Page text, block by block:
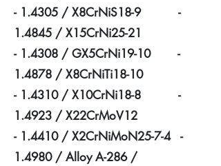
- 1.4305 / X8CrNiS18-9 -
1.4845 / X15CrNi25-21
- 1.4308 / GX5CrNi19-10 -
1.4878 / X8CrNiTi18-10
- 1.4310 / X10CrNi18-8 -
1.4923 / X22CrMoV12
- 1.4410 / X2CrNiMoN25-7-4 -
1.4980 / Alloy A-286 /